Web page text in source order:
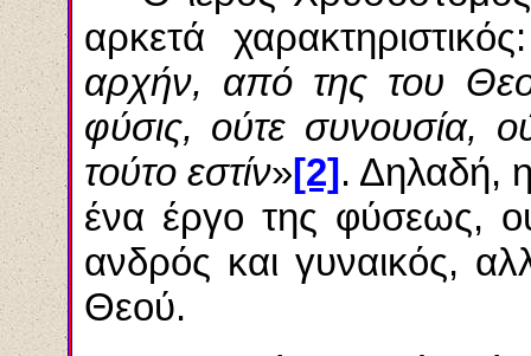
αρκετά
αρχήν, από της του
φύσις, ούτε συνουσία,
τούτο εστίν»[2]. Δηλαδή,
ένα έργο της φύσεως,
ανδρός και γυναικός,
Θεού.